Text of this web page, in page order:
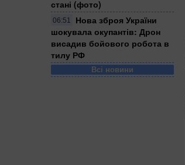
стані (фото)
06:51
Нова зброя України
шокувала окупантів: Дрон
висадив бойового робота в
тилу РФ
Всі новини